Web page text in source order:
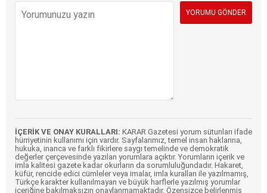
İÇERİK VE ONAY KURALLARI: KARAR Gazetesi yorum sütunları ifade
hürriyetinin kullanımı için vardır. Sayfalarımız, temel insan haklarına,
hukuka, inanca ve farklı fikirlere saygı temelinde ve demokratik
değerler çerçevesinde yazılan yorumlara açıktır. Yorumların içerik ve
imla kalitesi gazete kadar okurların da sorumluluğundadır. Hakaret,
küfür, rencide edici cümleler veya imalar, imla kuralları ile yazılmamış,
Türkçe karakter kullanılmayan ve büyük harflerle yazılmış yorumlar
içeriğine bakılmaksızın onaylanmamaktadır. Özensizce belirlenmiş